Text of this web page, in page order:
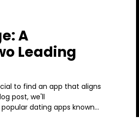
A
Leading
to find an app that aligns
post, we'll
dating apps known...